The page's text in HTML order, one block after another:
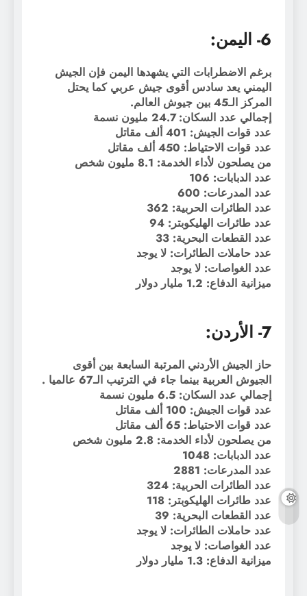
6- اليمن:
برغم الاضطرابات التي يشهدها اليمن فإن الجيش
اليمني يعد سادس أقوى جيش عربي كما يحتل
المركز الـ45 بين جيوش العالم.
إجمالي عدد السكان: 24.7 مليون نسمة
عدد قوات الجيش: 401 ألف مقاتل
عدد قوات الاحتياط: 450 ألف مقاتل
من يصلحون لأداء الخدمة: 8.1 مليون شخص
عدد الدبابات: 106
عدد المدرعات: 600
عدد الطائرات الحربية: 362
عدد طائرات الهليكوبتر: 94
عدد القطعات البحرية: 33
عدد حاملات الطائرات: لا يوجد
عدد الغواصات: لا يوجد
ميزانية الدفاع: 1.2 مليار دولار
7- الأردن:
حاز الجيش الأردني المرتبة السابعة بين أقوى
الجيوش العربية بينما جاء في الترتيب الـ67 عالميا .
إجمالي عدد السكان: 6.5 مليون نسمة
عدد قوات الجيش: 100 ألف مقاتل
عدد قوات الاحتياط: 65 ألف مقاتل
من يصلحون لأداء الخدمة: 2.8 مليون شخص
عدد الدبابات: 1048
عدد المدرعات: 2881
عدد الطائرات الحربية: 324
عدد طائرات الهليكوبتر: 118
عدد القطعات البحرية: 39
عدد حاملات الطائرات: لا يوجد
عدد الغواصات: لا يوجد
ميزانية الدفاع: 1.3 مليار دولار